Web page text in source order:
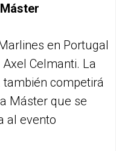
en Portugal
Celmanti. La
competirá
Máster que se
al evento